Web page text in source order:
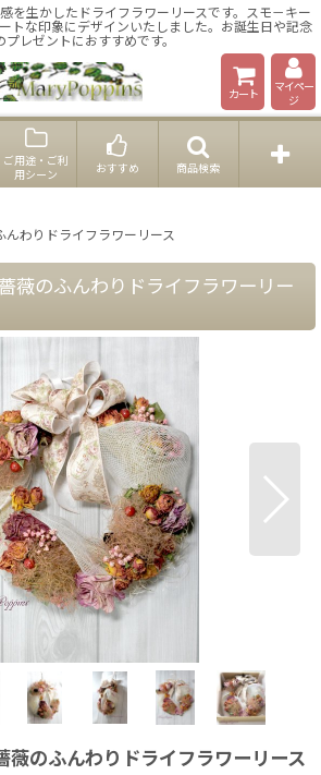
を生かしたドライフラワーリースです。スモ－キー
トな印象にデザインいたしました。お誕生日や記念
プレゼントにおすすめです。
カート
マイペー
ジ
ご用途・ご利
用シーン
おすすめ 商品検索
わりドライフラワーリース
薇のふんわりドライフラワーリー
薇のふんわりドライフラワーリース